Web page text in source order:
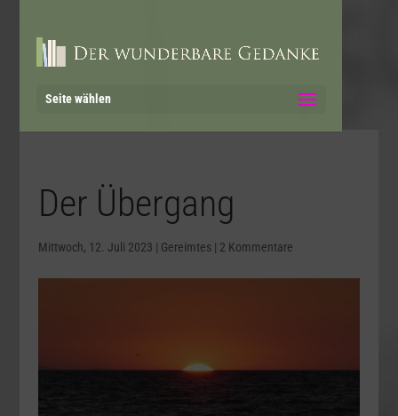
Seite wählen
Der Übergang
Mittwoch, 12. Juli 2023 | Gereimtes| 2 Kommentare